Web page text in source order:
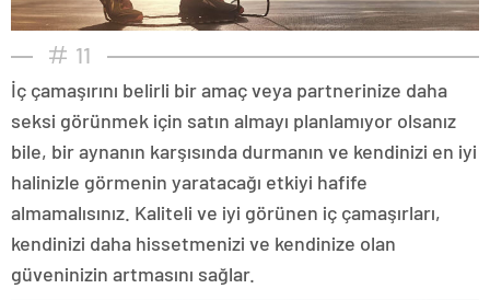
11
İç çamaşırını belirli bir amaç veya partnerinize daha
seksi görünmek için satın almayı planlamıyor olsanız
bile, bir aynanın karşısında durmanın ve kendinizi en iyi
halinizle görmenin yaratacağı etkiyi hafife
almamalısınız. Kaliteli ve iyi görünen iç çamaşırları,
kendinizi daha hissetmenizi ve kendinize olan
güveninizin artmasını sağlar.